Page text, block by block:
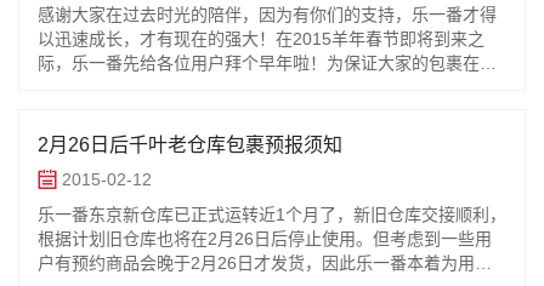
感谢大家在过去时光的陪伴，因为有你们的支持，乐一番才得
以迅速成长，才有现在的强大！在2015羊年春节即将到来之
际，乐一番先给各位用户拜个早年啦！为保证大家的包裹在春
2月26日后千叶老仓库包裹预报须知
2015-02-12
乐一番东京新仓库已正式运转近1个月了，新旧仓库交接顺利，
根据计划旧仓库也将在2月26日后停止使用。但考虑到一些用
户有预约商品会晚于2月26日才发货，因此乐一番本着为用户